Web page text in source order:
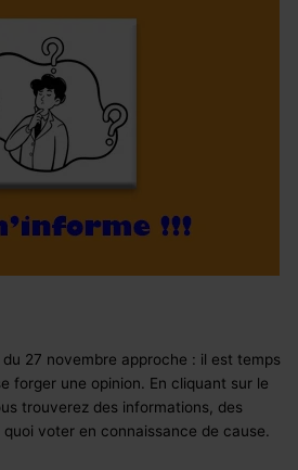
27 novembre approche : il est temps
forger une opinion. En cliquant sur le
trouverez des informations, des
voter en connaissance de cause.